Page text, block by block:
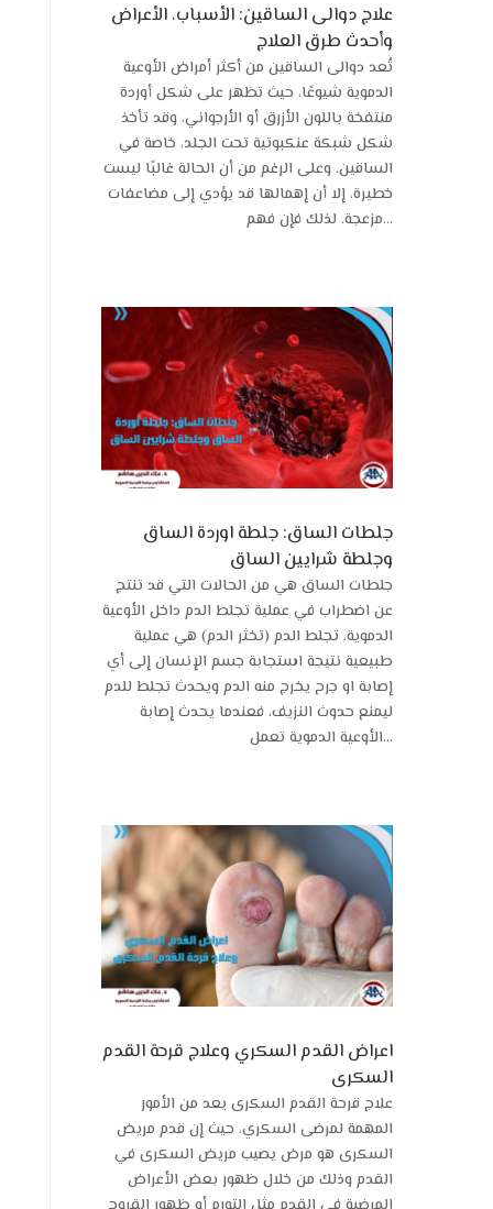
علاج دوالى الساقين: الأسباب، الأعراض
وأحدث طرق العلاج
تُعد دوالى الساقين من أكثر أمراض الأوعية
الدموية شيوعًا، حيث تظهر على شكل أوردة
منتفخة باللون الأزرق أو الأرجواني، وقد تأخذ
شكل شبكة عنكبوتية تحت الجلد، خاصة في
الساقين. وعلى الرغم من أن الحالة غالبًا ليست
خطيرة، إلا أن إهمالها قد يؤدي إلى مضاعفات
مزعجة. لذلك فإن فهم...
جلطات الساق: جلطة اوردة الساق
وجلطة شرايين الساق
جلطات الساق هي من الحالات التي قد تنتج
عن اضطراب في عملية تجلط الدم داخل الأوعية
الدموية، تجلط الدم (تخثر الدم) هي عملية
طبيعية نتيجة استجابة جسم الإنسان إلى أي
إصابة او جرح يخرج منه الدم ويحدث تجلط للدم
ليمنع حدوث النزيف، فعندما يحدث إصابة
الأوعية الدموية تعمل...
اعراض القدم السكري وعلاج قرحة القدم
السكرى
علاج قرحة القدم السكرى يعد من الأمور
المهمة لمرضى السكري، حيث إن قدم مريض
السكرى هو مرض يصيب مريض السكرى في
القدم وذلك من خلال ظهور بعض الأعراض